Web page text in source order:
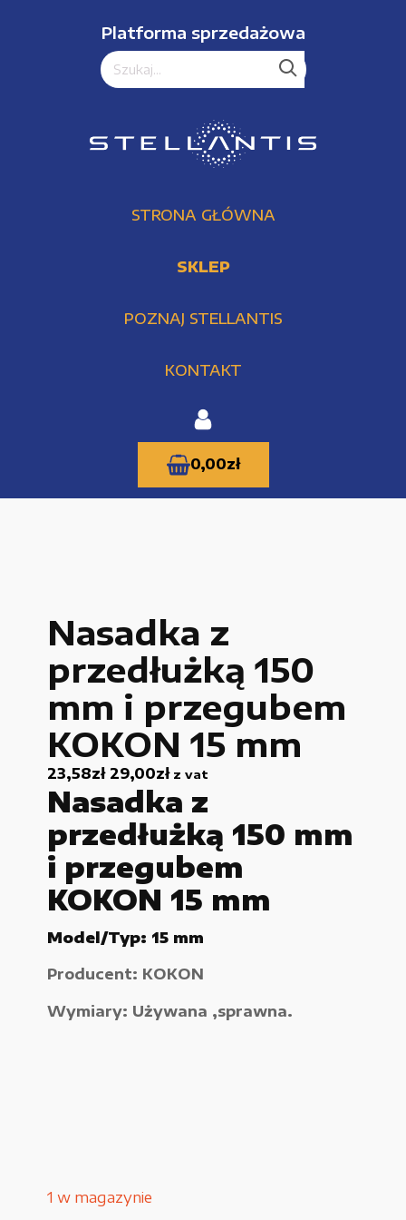
Platforma sprzedażowa
STRONA GŁÓWNA
SKLEP
POZNAJ STELLANTIS
KONTAKT
0,00zł
Części zamienne do urządzeń i narzędzi
Kable i przewody
Maszyny i urządzenia produkcujne
Materiały budowlane
Nowe części zamienne
Pompy i przekładnie
Urządzenia elektryczne
Urządzenia pneumatyczne i hydrauliczne
Używane narzędzia warsztatowe
Pozostałe
Nasadka z
przedłużką 150
mm i przegubem
KOKON 15 mm
23,58zł 29,00złz vat
Nasadka z
przedłużką 150 mm
i przegubem
KOKON 15 mm
Model/Typ: 15 mm
Producent: KOKON
Wymiary: Używana ,sprawna.
1 w magazynie